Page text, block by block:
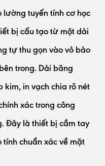
lường tuyến tính cơ học
bị cấu tạo từ một dải
tự thu gọn vào vỏ bảo
trong. Dải băng
in vạch chia rõ nét
xác trong công
Đây là thiết bị cầm tay
chuẩn xác về mặt